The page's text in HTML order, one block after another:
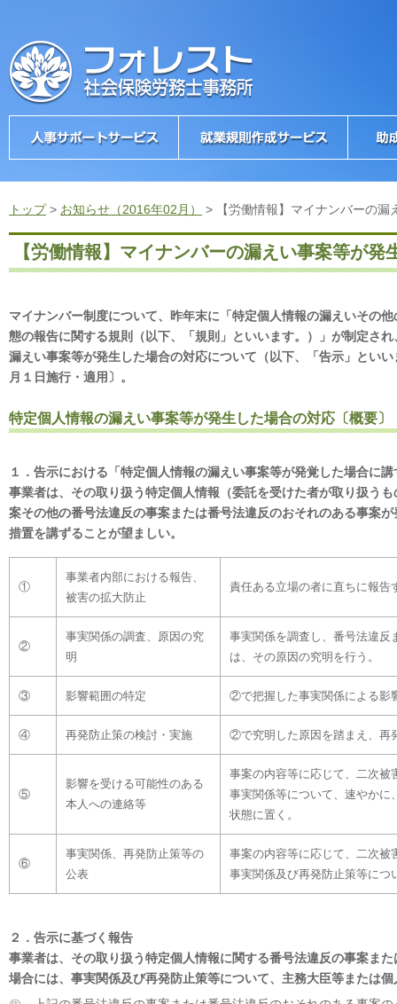
トップ> お知らせ（2016年02月） > 【労働情報】マイナンバーの
【労働情報】マイナンバーの漏えい事案等が
マイナンバー制度について、昨年末に「特定個人情報の漏えいその
態の報告に関する規則（以下、「規則」といいます。）」が制定さ
漏えい事案等が発生した場合の対応について（以下、「告示」とい
月１日施行・適用〕。
特定個人情報の漏えい事案等が発生した場合の対応〔概要〕
１．告示における「特定個人情報の漏えい事案等が発覚した場合に
事業者は、その取り扱う特定個人情報（委託を受けた者が取り扱う
案その他の番号法違反の事案または番号法違反のおそれのある事案
措置を講ずることが望ましい。
①
事業者内部における報告、
被害の拡大防止
責任ある立場の者に直ちに報告
②
事実関係の調査、原因の究
明
事実関係を調査し、番号法違反
は、その原因の究明を行う。
③ 影響範囲の特定 ②で把握した事実関係による影
④ 再発防止策の検討・実施 ②で究明した原因を踏まえ、再
⑤
影響を受ける可能性のある
本人への連絡等
事案の内容等に応じて、二次被
事実関係等について、速やかに
状態に置く。
⑥
事実関係、再発防止策等の
公表
事案の内容等に応じて、二次被
事実関係及び再発防止策等につ
２．告示に基づく報告
事業者は、その取り扱う特定個人情報に関する番号法違反の事案ま
場合には、事実関係及び再発防止策等について、主務大臣等または